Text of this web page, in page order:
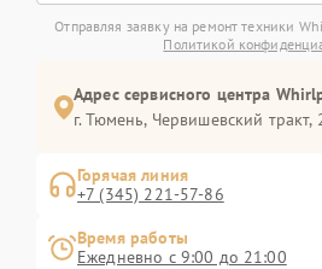
Отправляя заявку на ремонт техники
Политикой
Адрес сервисного центра
г. Тюмень, ​Червишевский тракт,
Горячая линия
+7 (345) 221-57-86
Время работы
Ежедневно с 9:00 до 21:00